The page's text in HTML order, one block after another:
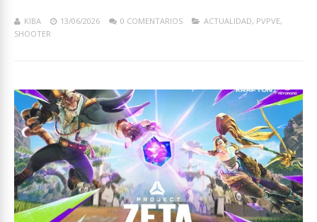
KIBA 13/06/2026 0 COMENTARIOS ACTUALIDAD, PVPVE,
SHOOTER